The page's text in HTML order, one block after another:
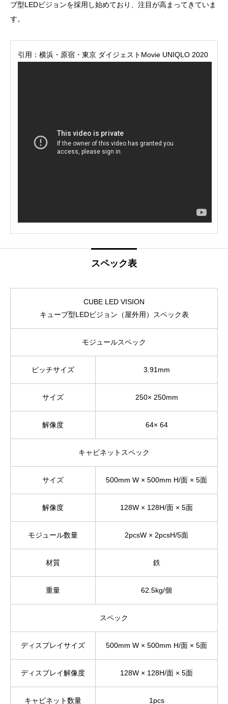
ブ型LEDビジョンを採用し始めており、注目が高まってきていま
す。
引用： 横浜・原宿・東京 ダイジェストMovie UNIQLO 2020
スペック表
CUBE LED VISION
キューブ型LEDビジョン（屋外用）スペック表
モジュールスペック
ピッチサイズ 3.91mm
サイズ 250× 250mm
解像度 64× 64
キャビネットスペック
サイズ 500mm W × 500mm H/面 × 5面
解像度 128W × 128H/面 × 5面
モジュール数量 2pcsW × 2pcsH/5面
材質 鉄
重量 62.5kg/個
スペック
ディスプレイサイズ 500mm W × 500mm H/面 × 5面
ディスプレイ解像度 128W × 128H/面 × 5面
キャビネット数量 1pcs